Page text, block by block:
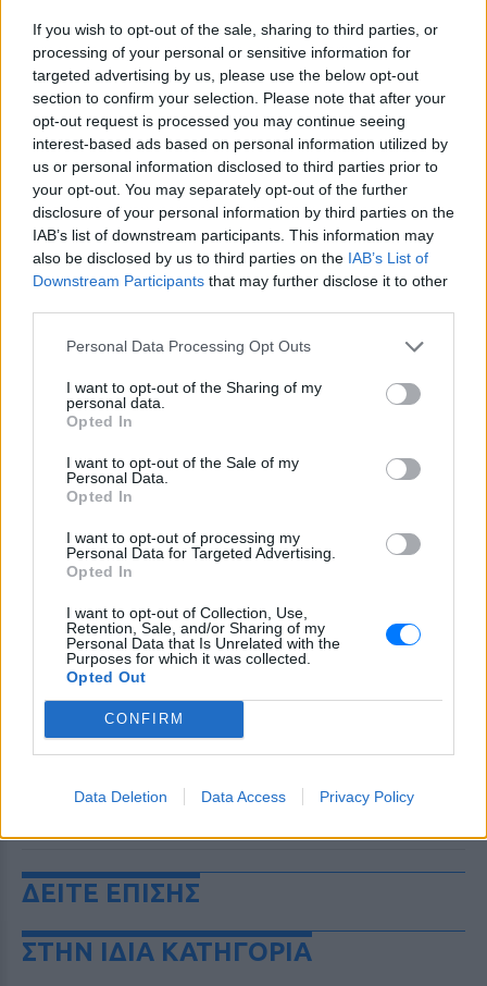
If you wish to opt-out of the sale, sharing to third parties, or
processing of your personal or sensitive information for
targeted advertising by us, please use the below opt-out
section to confirm your selection. Please note that after your
opt-out request is processed you may continue seeing
interest-based ads based on personal information utilized by
us or personal information disclosed to third parties prior to
your opt-out. You may separately opt-out of the further
disclosure of your personal information by third parties on the
IAB’s list of downstream participants. This information may
also be disclosed by us to third parties on the IAB’s List of
Downstream Participants that may further disclose it to other
Personal Data Processing Opt Outs
I want to opt-out of the Sharing of my
personal data.
Opted In
I want to opt-out of the Sale of my
Personal Data.
Opted In
I want to opt-out of processing my
Personal Data for Targeted Advertising.
Opted In
I want to opt-out of Collection, Use,
Retention, Sale, and/or Sharing of my
Personal Data that Is Unrelated with the
Purposes for which it was collected.
Opted Out
CONFIRM
Data Deletion Data Access Privacy Policy
Ακολουθήστε το E-Radio.gr στο Google News
και μάθετε πρώτοιτα πιο hot νέα.
Εσύ μπήκες στο E-Daily.gr; Τα νέα της ημέρας
και ότι σου κάνει κλικ!
ΔΕΙΤΕ ΕΠΙΣΗΣ
ΣΤΗΝ ΙΔΙΑ ΚΑΤΗΓΟΡΙΑ